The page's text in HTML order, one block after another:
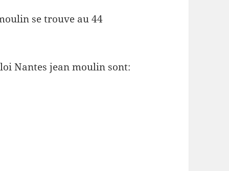
se trouve au 44
Nantes jean moulin sont: